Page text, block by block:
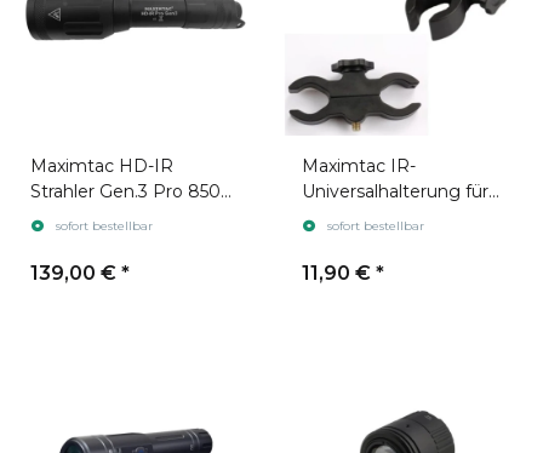
Maximtac HD-IR
Strahler Gen.3 Pro 850
nm + 940 nm
sofort bestellbar
139,00 € *
Maximtac IR-
Universalhalterung für
Lauf und Zielfernrohr
sofort bestellbar
11,90 € *